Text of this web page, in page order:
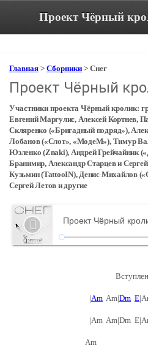
Главная > Сборники > Снег
Проект Чёрный
Участники проекта Чёрный кролик:
Евгений Маргулис, Алексей Кортнев,
Скляренко («Бригадный подряд»),
Лобанов («Слот», «МодеМ»), Тимур
Юзленко (Znaki), Андрей Грейчайник
Бранимир, Александр Старцев и
Кузьмин (TattooIN), Денис Михайлов
Сергей Летов и другие
Проект Чёрный
|Am Am|Dm E
|Am Am|Dm
Am